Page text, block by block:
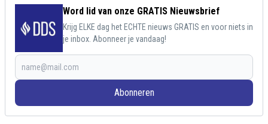
Word lid van onze GRATIS Nieuwsbrief
Krijg ELKE dag het ECHTE nieuws GRATIS en voor niets in
je inbox. Abonneer je vandaag!
Abonneren